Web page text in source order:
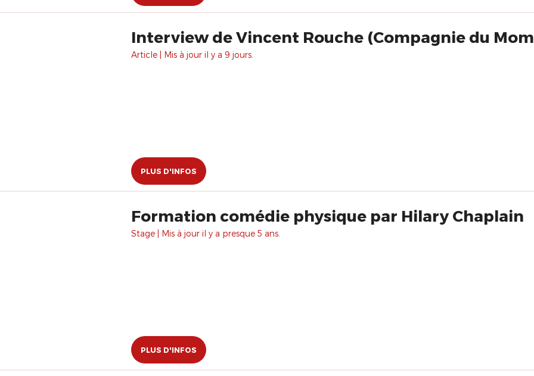
Interview de Vincent Rouche (Compagnie du
Article | Mis à jour il y a 9 jours.
PLUS D'INFOS
Formation comédie physique par Hilary Chaplain
Stage | Mis à jour il y a presque 5 ans.
PLUS D'INFOS